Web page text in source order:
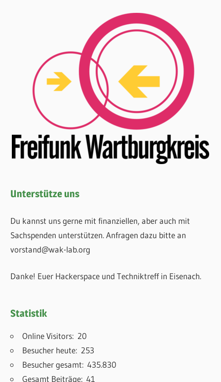
Unterstütze uns
Du kannst uns gerne mit finanziellen, aber auch mit
Sachspenden unterstützen. Anfragen dazu bitte an
vorstand@wak-lab.org
Danke! Euer Hackerspace und Techniktreff in Eisenach.
Statistik
Online Visitors: 20
Besucher heute: 253
Besucher gesamt:435.830
Gesamt Beiträge:41